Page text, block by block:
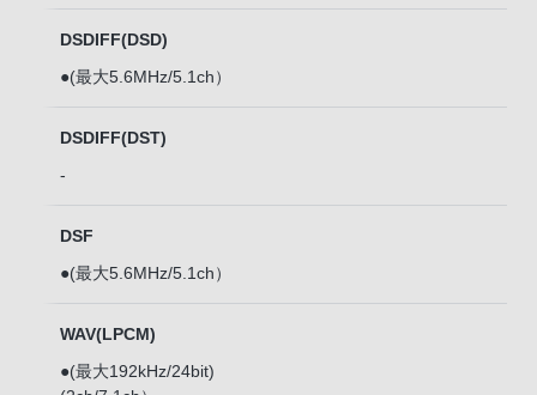
DSDIFF(DSD)
●(最大5.6MHz/5.1ch）
DSDIFF(DST)
-
DSF
●(最大5.6MHz/5.1ch）
WAV(LPCM)
●(最大192kHz/24bit)